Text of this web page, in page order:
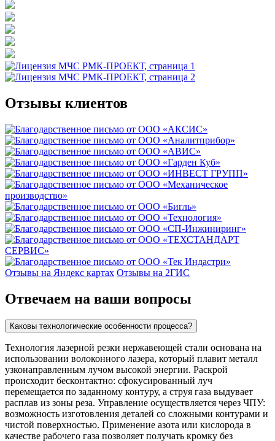
Отзывы клиентов
Отзывы на Яндекс картах Отзывы на 2ГИС
Отвечаем на ваши вопросы
Каковы технологические особенности процесса?
Технология лазерной резки нержавеющей стали основана на
использовании волоконного лазера, который плавит металл
узконаправленным лучом высокой энергии. Раскрой
происходит бесконтактно: сфокусированный луч
перемещается по заданному контуру, а струя газа выдувает
расплав из зоны реза. Управление осуществляется через ЧПУ:
возможность изготовления деталей со сложными контурами и
чистой поверхностью. Применение азота или кислорода в
качестве рабочего газа позволяет получать кромку без